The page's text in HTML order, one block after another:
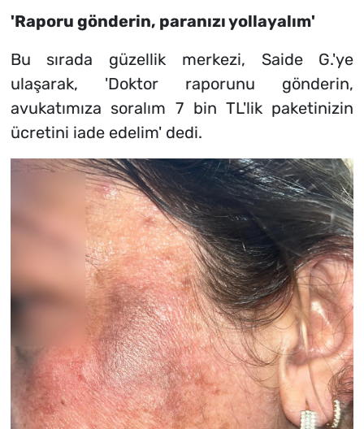
'Raporu gönderin, paranızı yollayalım'
Bu sırada güzellik merkezi, Saide G.'ye
ulaşarak, 'Doktor raporunu gönderin,
avukatımıza soralım 7 bin TL'lik paketinizin
ücretini iade edelim' dedi.